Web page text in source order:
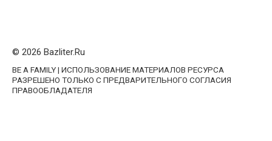
© 2026 Bazliter.Ru
BE A FAMILY | ИСПОЛЬЗОВАНИЕ МАТЕРИАЛОВ РЕСУРСА
РАЗРЕШЕНО ТОЛЬКО С ПРЕДВАРИТЕЛЬНОГО СОГЛАСИЯ
ПРАВООБЛАДАТЕЛЯ